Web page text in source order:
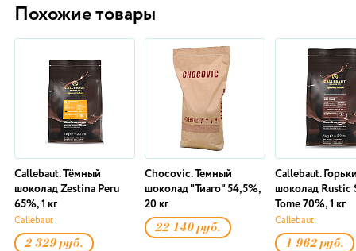
Похожие товары
Callebaut. Тёмный
шоколад Zestina Peru
65%, 1 кг
Callebaut
2 329 руб.
Chocovic. Темный
шоколад "Тиаго" 54,5%,
20 кг
22 140 руб.
Callebaut.
шоколад Rustic
Tome 70%, 1 кг
Callebaut
1 962 руб.